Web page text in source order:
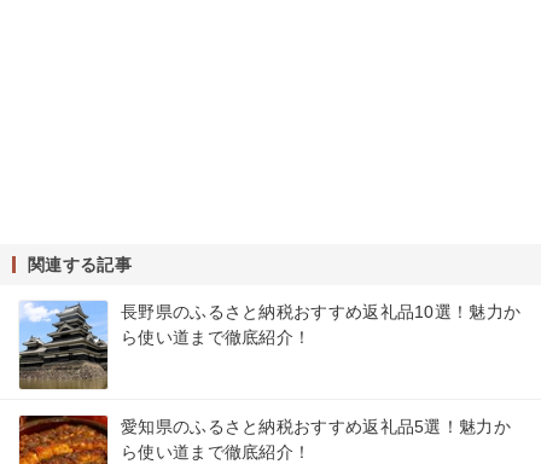
関連する記事
長野県のふるさと納税おすすめ返礼品10選！魅力か
ら使い道まで徹底紹介！
愛知県のふるさと納税おすすめ返礼品5選！魅力か
ら使い道まで徹底紹介！